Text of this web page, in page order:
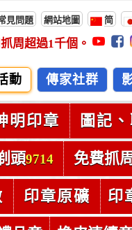
見問題 網站地圖 简
周超過1千個。
動 傳家社群
明印章 圖記
頭9714 免費抓
印章原礦 印